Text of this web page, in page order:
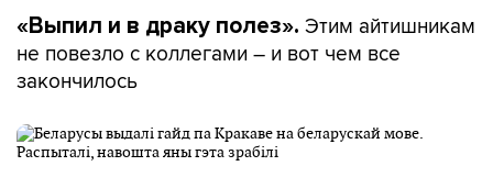
«Выпил и в драку полез». Этим айтишникам
не повезло с коллегами – и вот чем все
закончилось